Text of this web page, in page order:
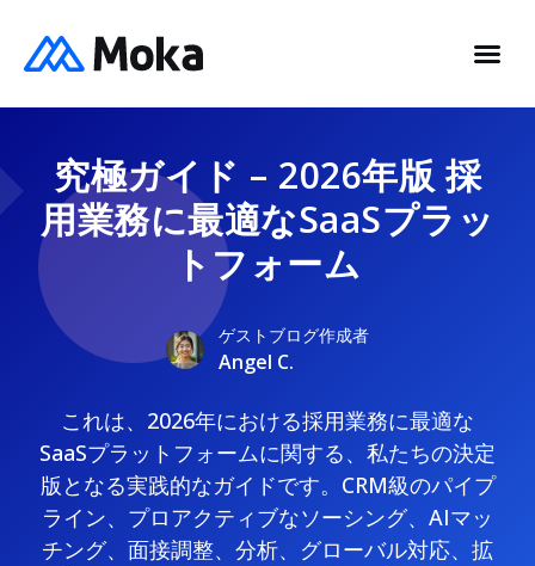
究極ガイド – 2026年版 採
用業務に最適なSaaSプラッ
トフォーム
ゲストブログ作成者
Angel C.
これは、2026年における採用業務に最適な
SaaSプラットフォームに関する、私たちの決定
版となる実践的なガイドです。CRM級のパイプ
ライン、プロアクティブなソーシング、AIマッ
チング、面接調整、分析、グローバル対応、拡